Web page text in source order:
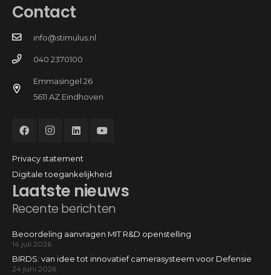
Laatste nieuws
Recente berichten
Beoordeling aanvragen MIT R&D openstelling
14 juli 2026
BIRDS: van idee tot innovatief camerasysteem voor Defensie
24 juni 2026
Contact
info@stimulus.nl
040 2370100
Emmasingel 26
5611 AZ Eindhoven
Privacy statement
Digitale toegankelijkheid